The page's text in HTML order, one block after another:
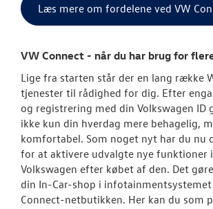
Læs mere om fordelene ved VW
VW Connect - når du har brug for
Lige fra starten står der en lang række
tjenester til rådighed for dig. Efter
og registrering med din Volkswagen ID
ikke kun din hverdag mere behagelig,
komfortabel. Som noget nyt har du nu
for at aktivere udvalgte nye funktioner
Volkswagen efter købet af den. Det
din In-Car-shop i infotainmentsystemet
Connect-netbutikken. Her kan du som